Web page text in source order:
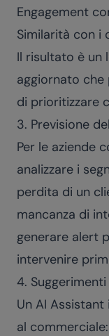
Engagement
Similarità con i
Il risultato è un
aggiornato
di prioritizzare
3. Previsione
Per le aziende
analizzare i
perdita di un
mancanza di
generare alert
intervenire
4.
Un AI
al commerciale: